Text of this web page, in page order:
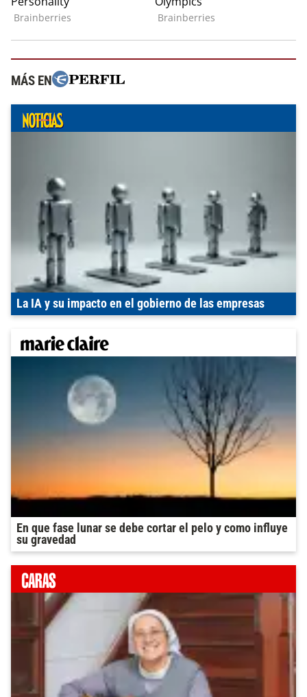
MÁS EN
La IA y su impacto en el gobierno de las empresas
En que fase lunar se debe cortar el pelo y como influye
su gravedad